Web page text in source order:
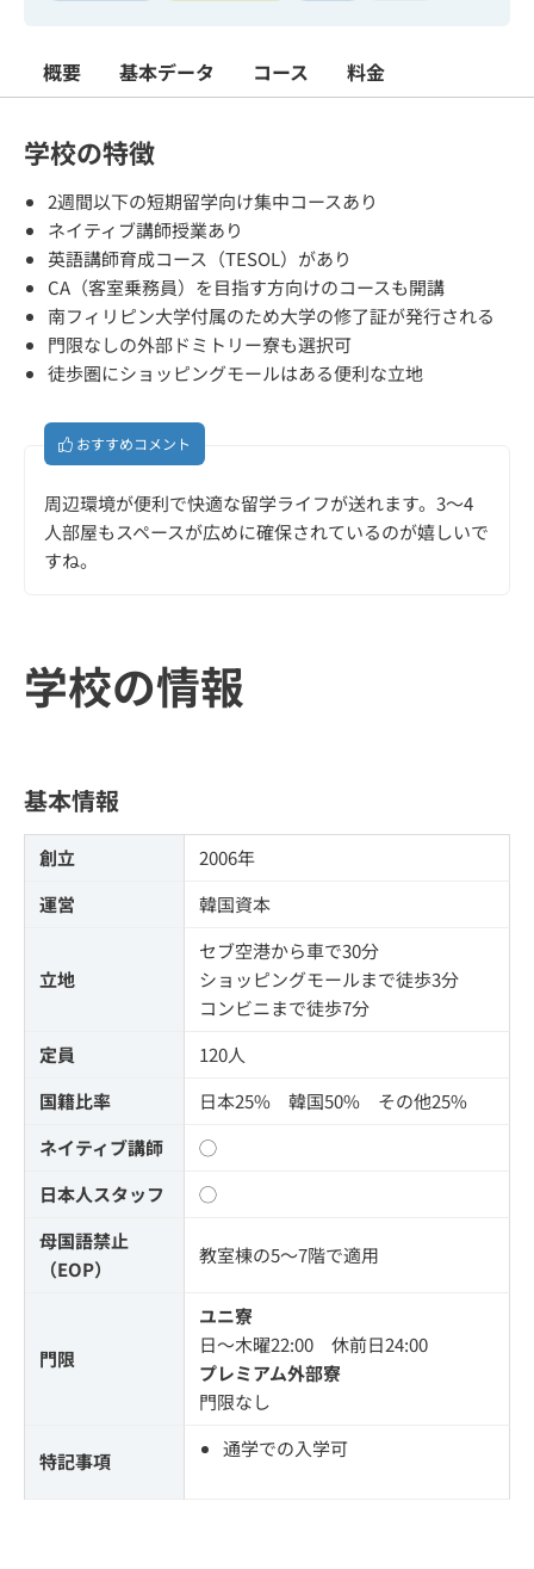
概要 基本データ コース 料金
学校の特徴
2週間以下の短期留学向け集中コースあり
ネイティブ講師授業あり
英語講師育成コース（TESOL）があり
CA（客室乗務員）を目指す方向けのコースも開講
南フィリピン大学付属のため大学の修了証が発行される
門限なしの外部ドミトリー寮も選択可
徒歩圏にショッピングモールはある便利な立地
おすすめコメント
周辺環境が便利で快適な留学ライフが送れます。3～4
人部屋もスペースが広めに確保されているのが嬉しいで
すね。
学校の情報
基本情報
創立
2006年
運営
韓国資本
立地
セブ空港から車で30分
ショッピングモールまで徒歩3分
コンビニまで徒歩7分
定員
120人
国籍比率
日本25% 韓国50% その他25%
ネイティブ講師
◯
日本人スタッフ
◯
母国語禁止
（EOP）
教室棟の5～7階で適用
門限
ユニ寮
日〜木曜22:00 休前日24:00
プレミアム外部寮
門限なし
特記事項
通学での入学可